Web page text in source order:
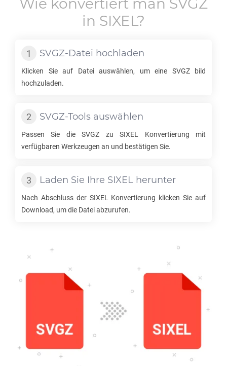
Wie konvertiert man SVGZ
in SIXEL?
SVGZ-Datei hochladen
Klicken Sie auf Datei auswählen, um eine SVGZbild
hochzuladen.
SVGZ-Tools auswählen
Passen Sie dieSVGZ zuSIXEL
Konvertierung mit
verfügbaren Werkzeugen an und bestätigen Sie.
Laden Sie Ihre SIXEL herunter
Nach Abschluss der SIXEL
Konvertierung klicken Sie auf
Download, um die Datei abzurufen.